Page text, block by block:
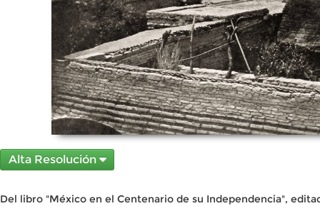
Alta Resolución
Del libro "México en el Centenario de su Independencia",